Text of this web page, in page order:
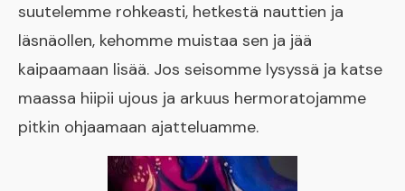
suutelemme rohkeasti, hetkestä nauttien ja
läsnäollen, kehomme muistaa sen ja jää
kaipaamaan lisää. Jos seisomme lysyssä ja katse
maassa hiipii ujous ja arkuus hermoratojamme
pitkin ohjaamaan ajatteluamme.